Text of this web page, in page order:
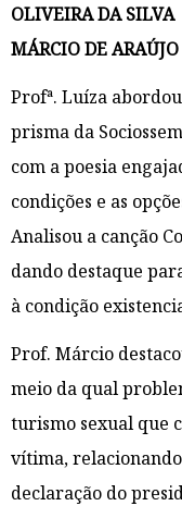
OLIVEIRA DA SILVA
MÁRCIO DE
Profª. Luíza
prisma da
com a poesia
condições e as
Analisou a canção
dando destaque
à condição
Prof. Márcio
meio da qual
turismo sexual que
vítima,
declaração do